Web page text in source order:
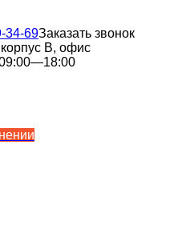
34-69Заказать звонок
B, офис